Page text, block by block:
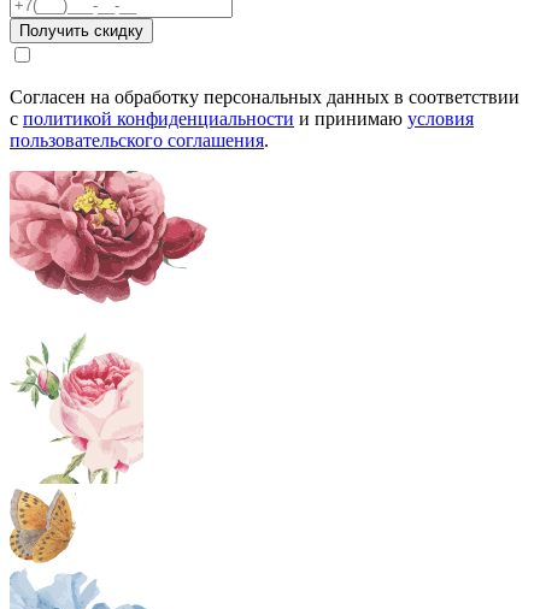
Согласен на обработку персональных данных в соответствии
с политикой конфиденциальности и принимаю условия
пользовательского соглашения.